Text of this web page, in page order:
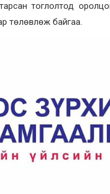
тоглолтод
төлөвлөж байгаа.